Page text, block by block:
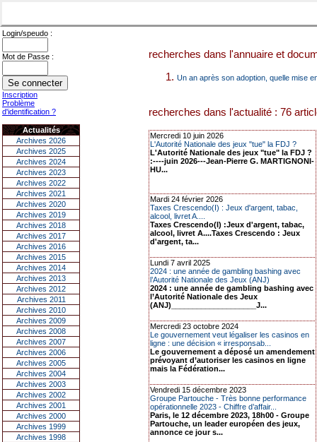
Login/speudo :
Mot de Passe :
Inscription
Problème
d'identification ?
Actualités
Archives 2026
Archives 2025
Archives 2024
Archives 2023
Archives 2022
Archives 2021
Archives 2020
Archives 2019
Archives 2018
Archives 2017
Archives 2016
Archives 2015
Archives 2014
Archives 2013
Archives 2012
Archives 2011
Archives 2010
Archives 2009
Archives 2008
Archives 2007
Archives 2006
Archives 2005
Archives 2004
Archives 2003
Archives 2002
Archives 2001
Archives 2000
Archives 1999
Archives 1998
recherches dans l'annuaire et
Un an après son adoption, quelle mise
recherches dans l'actualité : 76
Mercredi 10 juin 2026
L'Autorité Nationale des jeux "tue" la FDJ ?
L'Autorité Nationale des jeux "tue" la FDJ ?
:----juin 2026---Jean-Pierre G. MARTIGNONI-
HU...
Mardi 24 février 2026
Taxes Crescendo(I) : Jeux d'argent, tabac,
alcool, livret A....
Taxes Crescendo(I) :Jeux d'argent, tabac,
alcool, livret A....Taxes Crescendo : Jeux
d'argent, ta...
Lundi 7 avril 2025
2024 : une année de gambling bashing avec
l’Autorité Nationale des Jeux (ANJ)
2024 : une année de gambling bashing avec
l’Autorité Nationale des Jeux
(ANJ)____________________J...
Mercredi 23 octobre 2024
Le gouvernement veut légaliser les casinos en
ligne : une décision « irresponsab...
Le gouvernement a déposé un amendement
prévoyant d’autoriser les casinos en ligne
mais la Fédération...
Vendredi 15 décembre 2023
Groupe Partouche - Très bonne performance
opérationnelle 2023 - Chiffre d’affair...
Paris, le 12 décembre 2023, 18h00 - Groupe
Partouche, un leader européen des jeux,
annonce ce jour s...